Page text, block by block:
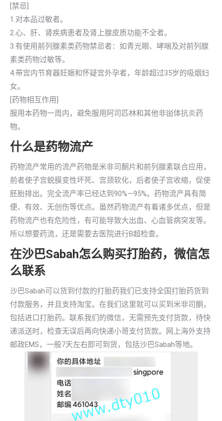
[禁忌]
1.对本品过敏者。
2.心、肝、肾疾病患者及肾上腺皮质功能不全者。
3.有使用前列腺素类药物禁忌者：如青光眼、哮喘及对前列腺
素类药物过敏等。
4.带宫内节育器妊娠和怀疑宫外孕者，年龄超过35岁的吸烟妇
女。
[药物相互作用]
服用本药物一周内，避免服用阿司匹林和其他非畄体抗炎药
物。
什么是药物流产
药物流产常用的流产药物是米非司酮片和前列腺素联合应用，
前者使子宫蜕膜变性坏死、宫颈软化，后者使子宫收缩，促使
胚胎排出。完全流产率已经达到90%—95%。药物流产具有简
便、有效、无创伤等优点。虽然药物流产有着诸多优点，但是
药物流产也有危险性，有可能导致大出血、心血管病突发等。
所以想要药流，还是需要去医院进行B超检查。
在沙巴Sabah怎么购买打胎药，微信怎
么联系
沙巴Sabah可以货到付款的打胎药我们已支持全国打胎药货到
付款服务，并且支持淘宝。在我们这里就可以买到米非司酮，
包括进口打胎药。联系我们的微信，无需预先支付货款，待快
递派送时，检查无误后再向快递小哥支付货款。网上海外支持
邮政EMS，一般7天左右即可到货，包括沙巴Sabah等地。